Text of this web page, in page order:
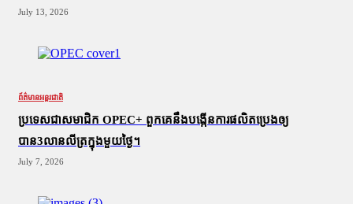
July 13, 2026
ព័ត៌មានអន្តរជាតិ
ប្រទេសជាសមាជិក OPEC+​ ពួកគេនឹងបង្កើនការផលិតប្រេងឲ្យ
បាន3លានលីត្រក្នុងមួយថ្ងៃ។
July 7, 2026